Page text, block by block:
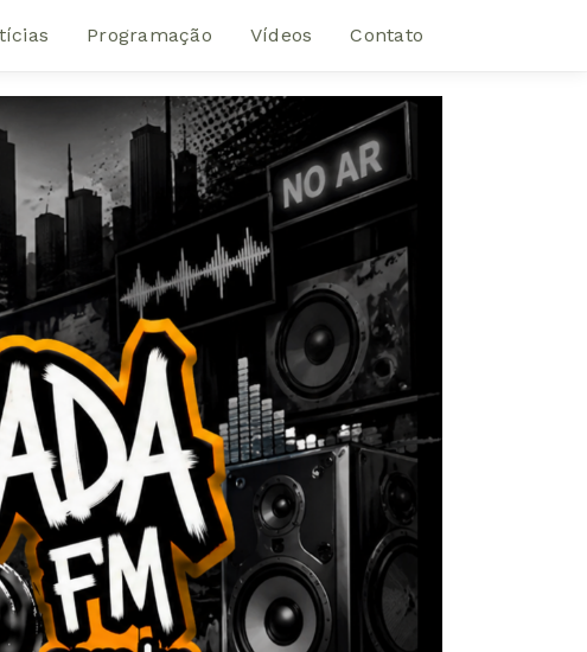
Programação Vídeos Contato